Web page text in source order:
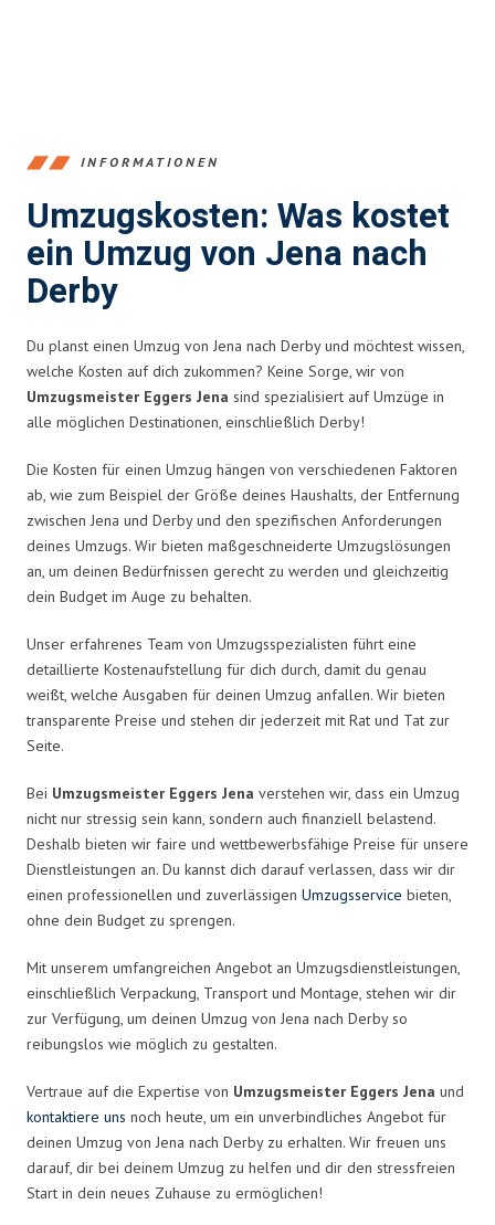
INFORMATIONEN
Umzugskosten: Was kostet
ein Umzug von Jena nach
Derby
Du planst einen Umzug von Jena nach Derby und möchtest wissen,
welche Kosten auf dich zukommen? Keine Sorge, wir von
Umzugsmeister Eggers Jena sind spezialisiert auf Umzüge in
alle möglichen Destinationen, einschließlich Derby!
Die Kosten für einen Umzug hängen von verschiedenen Faktoren
ab, wie zum Beispiel der Größe deines Haushalts, der Entfernung
zwischen Jena und Derby und den spezifischen Anforderungen
deines Umzugs. Wir bieten maßgeschneiderte Umzugslösungen
an, um deinen Bedürfnissen gerecht zu werden und gleichzeitig
dein Budget im Auge zu behalten.
Unser erfahrenes Team von Umzugsspezialisten führt eine
detaillierte Kostenaufstellung für dich durch, damit du genau
weißt, welche Ausgaben für deinen Umzug anfallen. Wir bieten
transparente Preise und stehen dir jederzeit mit Rat und Tat zur
Seite.
Bei Umzugsmeister Eggers Jena verstehen wir, dass ein Umzug
nicht nur stressig sein kann, sondern auch finanziell belastend.
Deshalb bieten wir faire und wettbewerbsfähige Preise für unsere
Dienstleistungen an. Du kannst dich darauf verlassen, dass wir dir
einen professionellen und zuverlässigen Umzugsservice bieten,
ohne dein Budget zu sprengen.
Mit unserem umfangreichen Angebot an Umzugsdienstleistungen,
einschließlich Verpackung, Transport und Montage, stehen wir dir
zur Verfügung, um deinen Umzug von Jena nach Derby so
reibungslos wie möglich zu gestalten.
Vertraue auf die Expertise von Umzugsmeister Eggers Jena und
kontaktiere uns noch heute, um ein unverbindliches Angebot für
deinen Umzug von Jena nach Derby zu erhalten. Wir freuen uns
darauf, dir bei deinem Umzug zu helfen und dir den stressfreien
Start in dein neues Zuhause zu ermöglichen!